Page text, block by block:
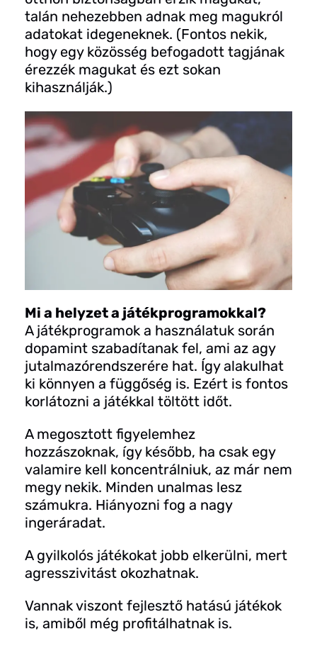
talán nehezebben adnak meg magukról
adatokat idegeneknek. (Fontos nekik,
hogy egy közösség befogadott tagjának
érezzék magukat és ezt sokan
kihasználják.)
Mi a helyzet a játékprogramokkal?
A játékprogramok a használatuk során
dopamint szabadítanak fel, ami az agy
jutalmazórendszerére hat. Így alakulhat
ki könnyen a függőség is. Ezért is fontos
korlátozni a játékkal töltött időt.
A megosztott figyelemhez
hozzászoknak, így később, ha csak egy
valamire kell koncentrálniuk, az már nem
megy nekik. Minden unalmas lesz
számukra. Hiányozni fog a nagy
ingeráradat.
A gyilkolós játékokat jobb elkerülni, mert
agresszivitást okozhatnak.
Vannak viszont fejlesztő hatású játékok
is, amiből még profitálhatnak is.